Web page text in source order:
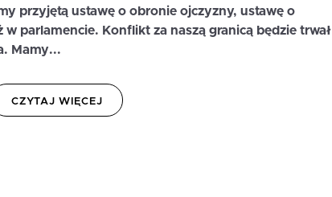
przyjętą ustawę o obronie ojczyzny, ustawę o
parlamencie. Konflikt za naszą granicą będzie trwał
Mamy...
CZYTAJ WIĘCEJ